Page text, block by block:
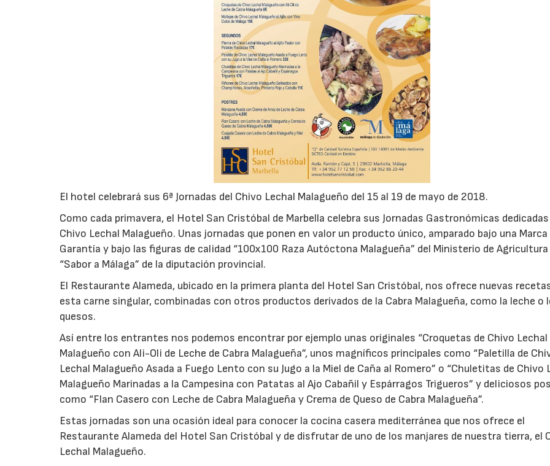
El hotel celebrará sus 6ª Jornadas del Chivo Lechal Malagueño del 15 al 19 de mayo de 2018.
Como cada primavera, el Hotel San Cristóbal de Marbella celebra sus Jornadas Gastronómicas
Chivo Lechal Malagueño. Unas jornadas que ponen en valor un producto único, amparado bajo una Marca
Garantía y bajo las figuras de calidad “100x100 Raza Autóctona Malagueña” del Ministerio de
“Sabor a Málaga” de la diputación provincial.
El Restaurante Alameda, ubicado en la primera planta del Hotel San Cristóbal, nos ofrece nuevas
esta carne singular, combinadas con otros productos derivados de la Cabra Malagueña, como la leche o
quesos.
Así entre los entrantes nos podemos encontrar por ejemplo unas originales “Croquetas de Chivo Lechal
Malagueño con Ali-Oli de Leche de Cabra Malagueña”, unos magníficos principales como “Paletilla de
Lechal Malagueño Asada a Fuego Lento con su Jugo a la Miel de Caña al Romero” o “Chuletitas de Chivo
Malagueño Marinadas a la Campesina con Patatas al Ajo Cabañil y Espárragos Trigueros” y deliciosos
como “Flan Casero con Leche de Cabra Malagueña y Crema de Queso de Cabra Malagueña”.
Estas jornadas son una ocasión ideal para conocer la cocina casera mediterránea que nos ofrece el
Restaurante Alameda del Hotel San Cristóbal y de disfrutar de uno de los manjares de nuestra tierra, el
Lechal Malagueño.